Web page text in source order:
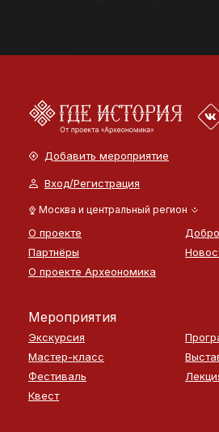
Добавить мероприятие
Вход/Регистрация
Москва и центральный регион
О проекте
Партнёры
О проекте Археономика
Мероприятия
Экскурсия
Мастер-класс
Фестиваль
Квест